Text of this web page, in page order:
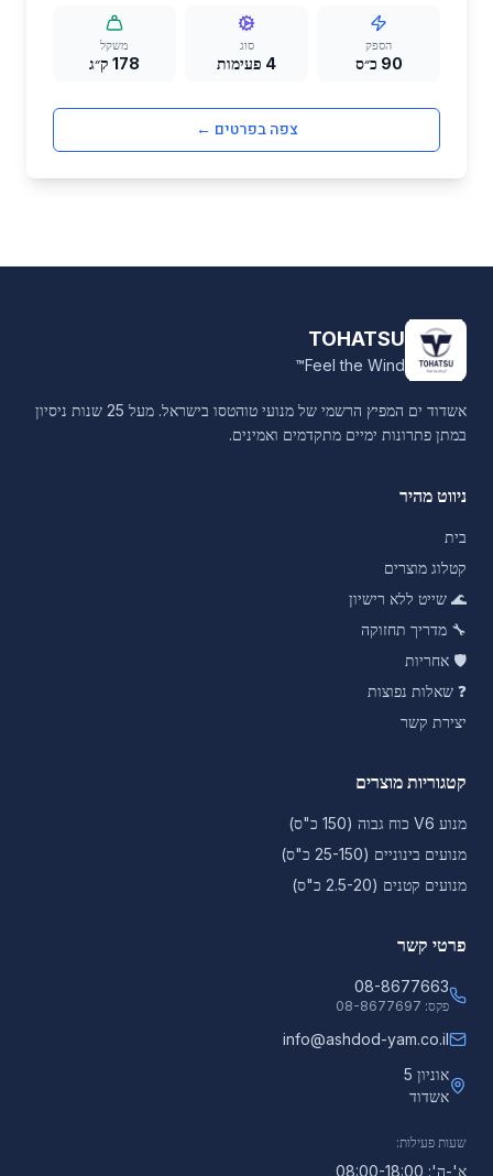
הספק
90 כ״ס
סוג
4 פעימות
משקל
178 ק״ג
צפה בפרטים ←
TOHATSU
Feel the Wind™
אשדוד ים המפיץ הרשמי של מנועי טוהטסו בישראל. מעל 25 שנות ניסיון
במתן פתרונות ימיים מתקדמים ואמינים.
ניווט מהיר
בית
קטלוג מוצרים
🌊 שייט ללא רישיון
🔧 מדריך תחזוקה
🛡️ אחריות
❓ שאלות נפוצות
יצירת קשר
קטגוריות מוצרים
מנוע V6 כוח גבוה (150 כ"ס)
מנועים בינוניים (25-150 כ"ס)
מנועים קטנים (2.5-20 כ"ס)
פרטי קשר
08-8677663
פקס: 08-8677697
info@ashdod-yam.co.il
אוניון 5
אשדוד
שעות פעילות:
א'-ה': 08:00-18:00